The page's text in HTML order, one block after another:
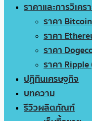
ราคาและการวิเคร
ราคา Bitcoin
ราคา
ราคา
ราคา Ripple
ปฏิทินเศรษฐกิจ
บทความ
รีวิวผลิตภัณฑ์